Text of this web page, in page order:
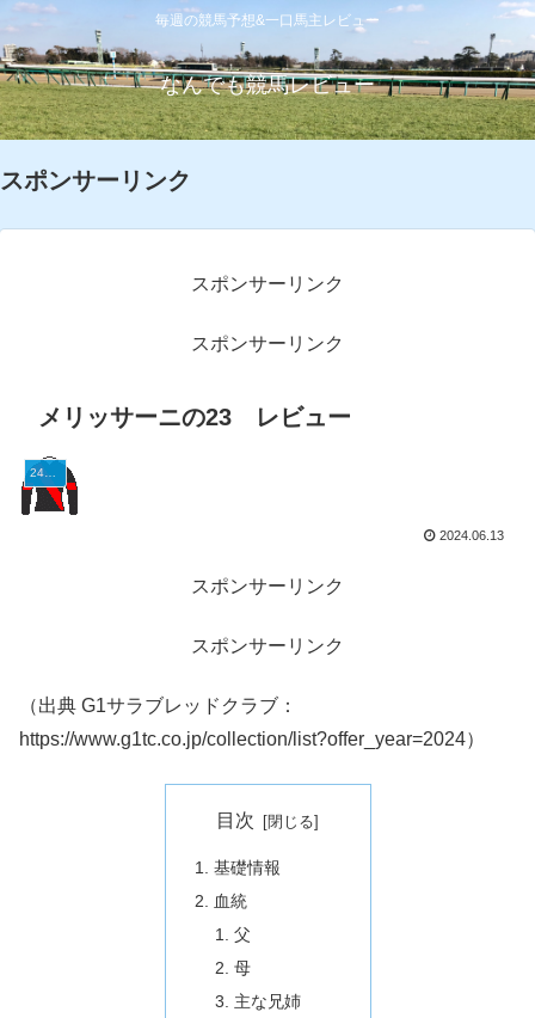
毎週の競馬予想&一口馬主レビュー
なんでも競馬レビュー
スポンサーリンク
スポンサーリンク
スポンサーリンク
メリッサーニの23 レビュー
2024.06.13
スポンサーリンク
スポンサーリンク
（出典 G1サラブレッドクラブ：
https://www.g1tc.co.jp/collection/list?offer_year=2024）
目次
基礎情報
血統
父
母
主な兄姉